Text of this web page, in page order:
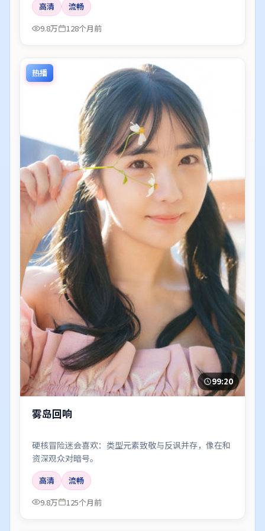
高清
流畅
9.8万
128个月前
热播
99:20
雾岛回响
硬核冒险迷会喜欢：类型元素致敬与反讽并存，像在和
资深观众对暗号。
高清
流畅
9.8万
125个月前